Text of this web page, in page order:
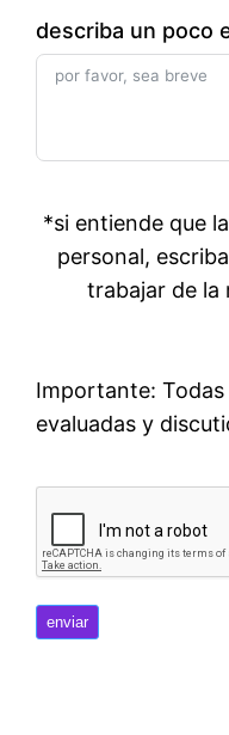
describa un poco
*si entiende que
personal,
trabajar de la
Importante: Todas
evaluadas y
enviar